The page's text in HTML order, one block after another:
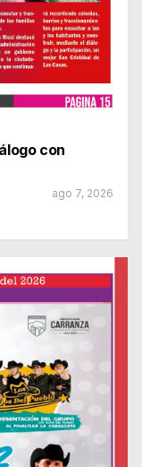
con
ago 7, 2026